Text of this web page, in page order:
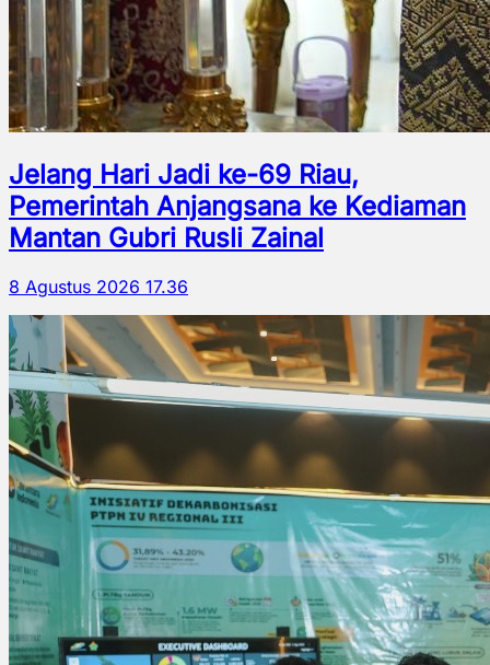
Jelang Hari Jadi ke-69 Riau,
Pemerintah Anjangsana ke Kediaman
Mantan Gubri Rusli Zainal
8 Agustus 2026 17.36